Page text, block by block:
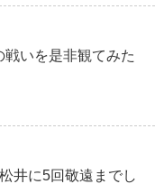
いを是非観てみた
井に5回敬遠までし